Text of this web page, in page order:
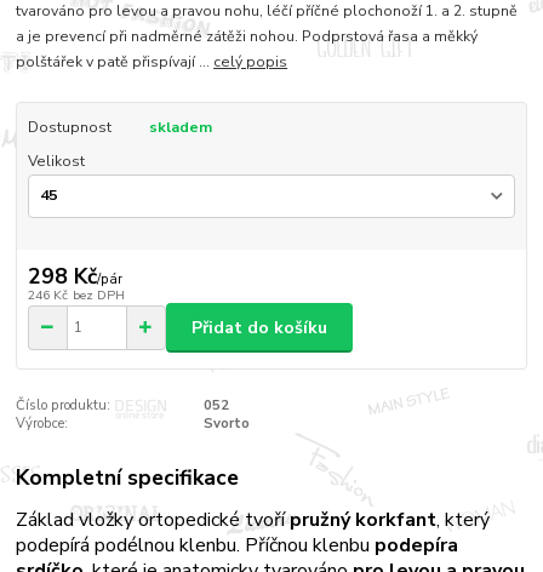
tvarováno pro levou a pravou nohu, léčí příčné plochonoží 1. a 2. stupně
a je prevencí při nadměrné zátěži nohou. Podprstová řasa a měkký
polštářek v patě přispívají ... celý popis
Dostupnost
skladem
Velikost
298 Kč/pár
246 Kč bez DPH
Přidat do košíku
Číslo produktu:
052
Výrobce:
Svorto
Kompletní specifikace
Základ vložky ortopedické tvořípružný korkfant, který
podepírá podélnou klenbu. Příčnou klenbu podepíra